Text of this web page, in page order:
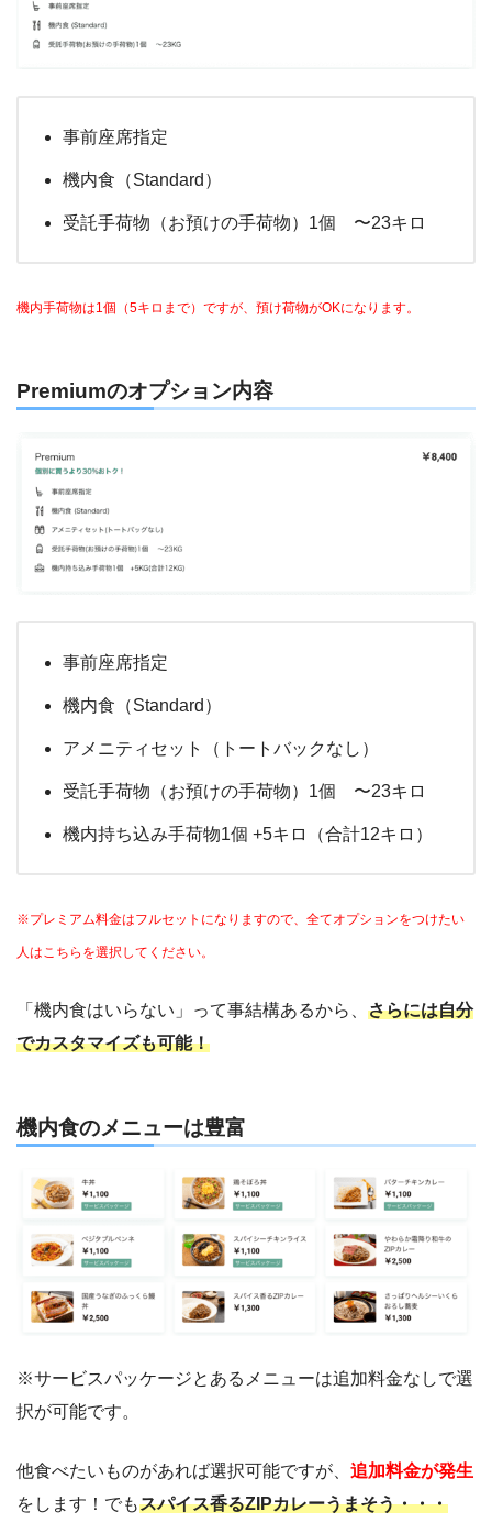
事前座席指定
機内食（Standard）
受託手荷物（お預けの手荷物）1個 〜23キロ
機内手荷物は1個（5キロまで）ですが、預け荷物がOKになります。
Premiumのオプション内容
事前座席指定
機内食（Standard）
アメニティセット（トートバックなし）
受託手荷物（お預けの手荷物）1個 〜23キロ
機内持ち込み手荷物1個 +5キロ（合計12キロ）
※プレミアム料金はフルセットになりますので、全てオプションをつけたい
人はこちらを選択してください。
「機内食はいらない」って事結構あるから、 さらには自分
でカスタマイズも可能！
機内食のメニューは豊富
※サービスパッケージとあるメニューは追加料金なしで選
択が可能です。
他食べたいものがあれば選択可能ですが、 追加料金が発生
をします！でもスパイス香るZIPカレーうまそう・・・